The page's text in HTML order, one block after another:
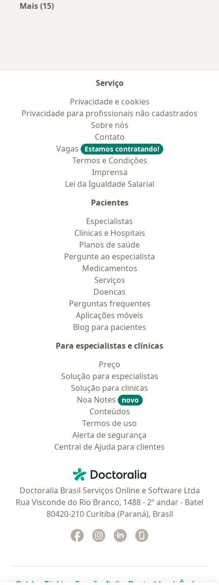
Mais (15)
Serviço
Privacidade e cookies
Privacidade para profissionais não cadastrados
Sobre nós
Contato
Vagas
Estamos contratando!
Termos e Condições
Imprensa
Lei da Igualdade Salarial
Pacientes
Especialistas
Clínicas e Hospitais
Planos de saúde
Pergunte ao especialista
Medicamentos
Serviços
Doencas
Perguntas frequentes
Aplicações móveis
Blog para pacientes
Para especialistas e clínicas
Preço
Solução para especialistas
Solução para clinicas
Noa Notes
novo
Conteúdos
Termos de uso
Alerta de segurança
Central de Ajuda para clientes
Doctoralia - Homepage
Doctoralia Brasil Serviços Online e Software Ltda
Rua Visconde do Rio Branco, 1488 - 2º andar - Batel
80420-210 Curitiba (Paraná), Brasil
Facebook
abre num novo separador
Instagram
abre num novo separador
Linkedin
abre num novo